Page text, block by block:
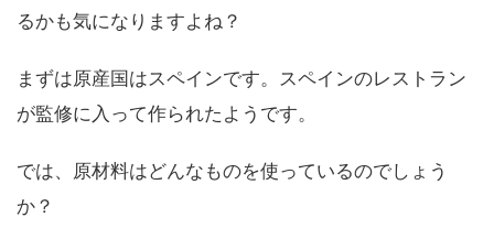
るかも気になりますよね？
まずは原産国はスペインです。スペインのレストラン
が監修に入って作られたようです。
では、原材料はどんなものを使っているのでしょう
か？